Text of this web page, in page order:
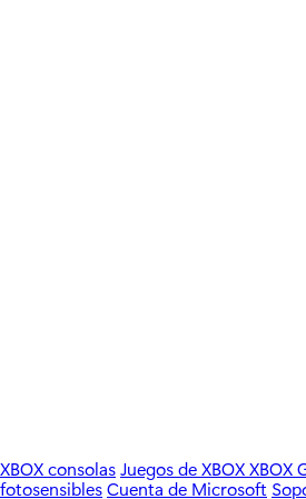
XBOX consolasJuegos de XBOXXBOX
fotosensiblesCuenta de Microsoft